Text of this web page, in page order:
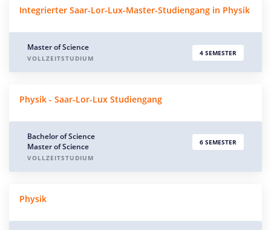
Integrierter Saar-Lor-Lux-Master-Studiengang in Physik
Master of Science
VOLLZEITSTUDIUM
4 SEMESTER
Physik - Saar-Lor-Lux Studiengang
Bachelor of Science
Master of Science
VOLLZEITSTUDIUM
6 SEMESTER
Physik